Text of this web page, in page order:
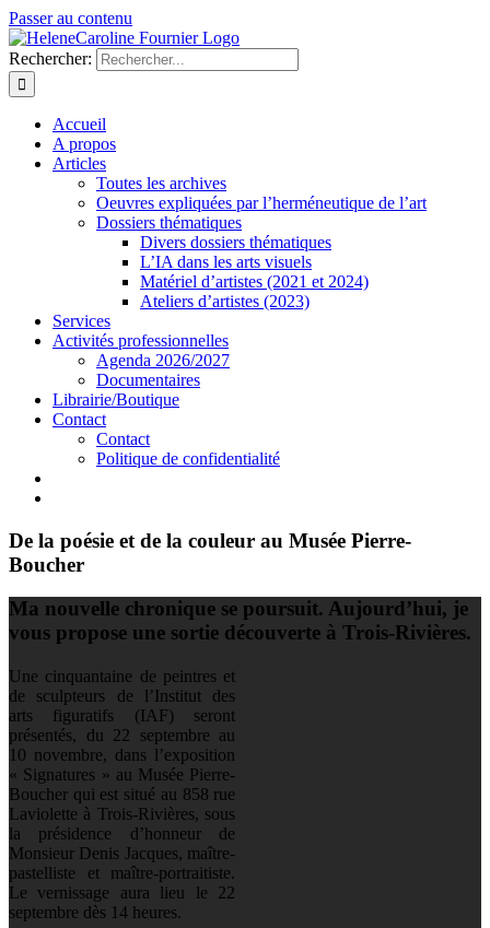
Passer au contenu
Rechercher:
Accueil
A propos
Articles
Toutes les archives
Oeuvres expliquées par l’herméneutique de l’art
Dossiers thématiques
Divers dossiers thématiques
L’IA dans les arts visuels
Matériel d’artistes (2021 et 2024)
Ateliers d’artistes (2023)
Services
Activités professionnelles
Agenda 2026/2027
Documentaires
Librairie/Boutique
Contact
Contact
Politique de confidentialité
De la poésie et de la couleur au Musée Pierre-
Boucher
Ma nouvelle chronique se poursuit. Aujourd’hui, je
vous propose une sortie découverte à Trois-Rivières.
Une cinquantaine de peintres et
de sculpteurs de l’Institut des
arts figuratifs (IAF) seront
présentés, du 22 septembre au
10 novembre, dans l’exposition
« Signatures » au Musée Pierre-
Boucher qui est situé au 858 rue
Laviolette à Trois-Rivières, sous
la présidence d’honneur de
Monsieur Denis Jacques, maître-
pastelliste et maître-portraitiste.
Le vernissage aura lieu le 22
septembre dès 14 heures.